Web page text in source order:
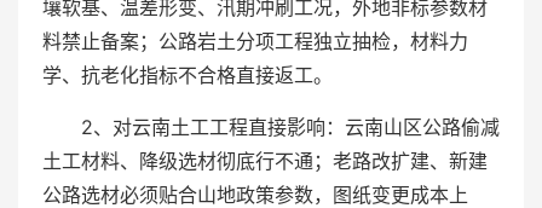
壤软基、温差形变、汛期冲刷工况，外地非标参数材
料禁止备案；公路岩土分项工程独立抽检，材料力
学、抗老化指标不合格直接返工。
2、对云南土工工程直接影响：云南山区公路偷减
土工材料、降级选材彻底行不通；老路改扩建、新建
公路选材必须贴合山地政策参数，图纸变更成本上